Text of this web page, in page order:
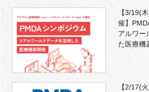
【3/19(
催】
アルワー
た医療機
【2/17(